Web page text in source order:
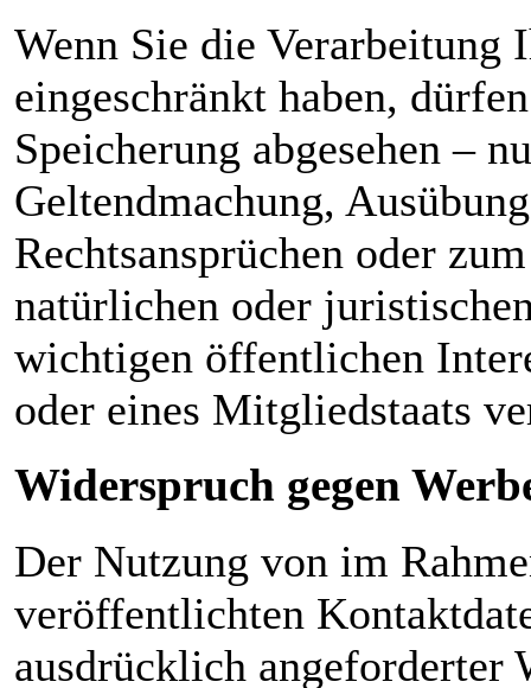
Wenn Sie die Verarbeitung
eingeschränkt haben,
Speicherung abgesehen –
Geltendmachung,
Rechtsansprüchen oder
natürlichen oder
wichtigen öffentlichen
oder eines Mitgliedstaats
Widerspruch gegen
Der Nutzung von im
veröffentlichten
ausdrücklich angeforderter